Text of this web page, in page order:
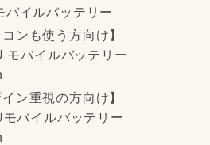
バイルバッテリー
ンも使う方向け】
モバイルバッテリー
ン重視の方向け】
バイルバッテリー